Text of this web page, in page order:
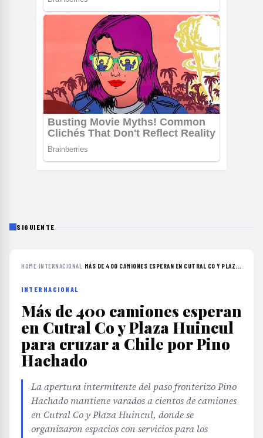
SIGUIENTE
HOME›INTERNACIONAL › MÁS DE 400 CAMIONES ESPERAN EN CUTRAL CO Y PLAZ...
INTERNACIONAL
Más de 400 camiones esperan
en Cutral Co y Plaza Huincul
para cruzar a Chile por Pino
Hachado
La apertura intermitente del paso fronterizo Pino
Hachado mantiene varados a cientos de camiones
en Cutral Co y Plaza Huincul, donde se
organizaron espacios con servicios para los